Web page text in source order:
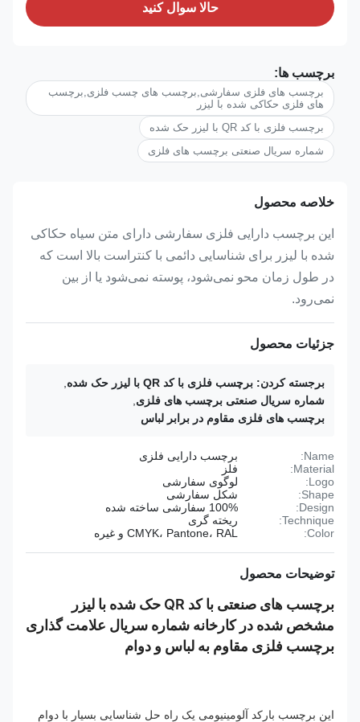
حالا سوال کنيد
برچسب ها:
برچسب های فلزی سفارشی,برچسب های چسب فلزی,برچسب
های فلزی حکاکی شده با لیزر
برچسب فلزی با کد QR با لیزر حک شده
شماره سریال صنعتی برچسب های فلزی
خلاصه محصول
این برچسب دارایی فلزی سفارشی دارای متن سیاه حکاکی
شده با لیزر برای شناسایی دائمی با کنتراست بالا است که
در طول زمان محو نمی‌شود، پوسته نمی‌شود یا از بین
نمی‌رود.
جزئیات محصول
برجسته کردن: برچسب فلزی با کد QR با لیزر حک شده
,
شماره سریال صنعتی برچسب های فلزی ,
برچسب های فلزی مقاوم در برابر لباس
Name:
برچسب دارایی فلزی
Material:
لوگوی سفارشی
Shape:
شکل سفارشی
Design:
100% سفارشی ساخته شده
Technique:
ریخته گری
Color:
CMYK، Pantone، RAL و غیره
توضیحات محصول
برچسب های صنعتی با کد QR حک شده با لیزر
مشخص شده در کارخانه شماره سریال علامت گذاری
برچسب فلزی مقاوم به لباس و دوام
این برچسب بارکد آلومینیومی یک راه حل شناسایی بسیار با دوام